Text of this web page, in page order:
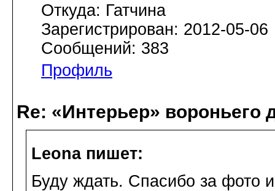
Откуда: Гатчина
Зарегистрирован: 2012-05-06
Сообщений: 383
Профиль
Re: «Интерьер» вороньего
Leona пишет:
Буду ждать. Спасибо за фото